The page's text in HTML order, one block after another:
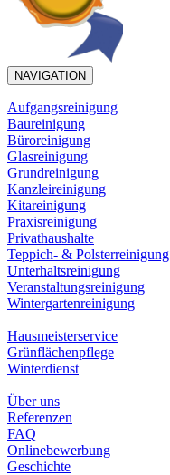
NAVIGATION
Aufgangsreinigung
Baureinigung
Büroreinigung
Glasreinigung
Grundreinigung
Kanzleireinigung
Kitareinigung
Praxisreinigung
Privathaushalte
Teppich- & Polsterreinigung
Unterhaltsreinigung
Veranstaltungsreinigung
Wintergartenreinigung
Hausmeisterservice
Grünflächenpflege
Winterdienst
Über uns
Referenzen
FAQ
Onlinebewerbung
Geschichte